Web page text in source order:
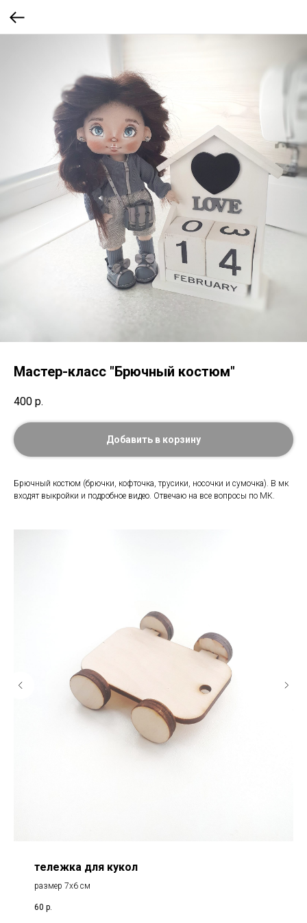
Мастер-класс "Брючный костюм"
400 р.
Добавить в корзину
Брючный костюм (брючки, кофточка, трусики, носочки и сумочка). В мк
входят выкройки и подробное видео. Отвечаю на все вопросы по МК.
тележка для кукол
размер 7х6 см
60 р.